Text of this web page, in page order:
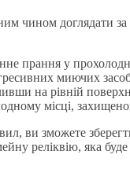
чином доглядати за
прання у
миючих
на рівній
місці,
ви зможете
реліквію, яка